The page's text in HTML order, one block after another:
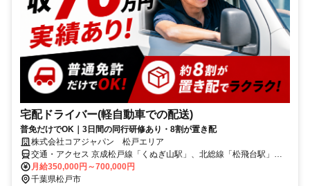
宅配ドライバー(軽自動車での配送)
普免だけでOK｜3日間の同行研修あり・8割が置き配
株式会社コアジャパン 松戸エリア
交通・アクセス 京成松戸線「くぬぎ山駅」、北総線「松飛台駅」よ
り車3分
月給350,000円～700,000円
千葉県松戸市